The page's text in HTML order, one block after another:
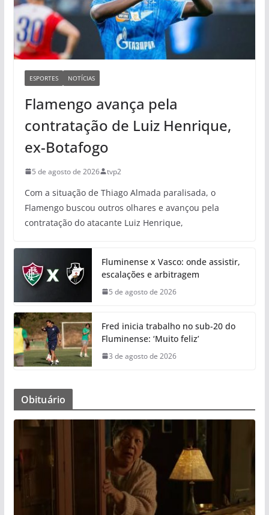
ESPORTES NOTÍCIAS
Flamengo avança pela
contratação de Luiz Henrique,
ex-Botafogo
5 de agosto de 2026 tvp2
Com a situação de Thiago Almada paralisada, o
Flamengo buscou outros olhares e avançou pela
contratação do atacante Luiz Henrique,
Fluminense x Vasco: onde assistir,
escalações e arbitragem
5 de agosto de 2026
Fred inicia trabalho no sub-20 do
Fluminense: ‘Muito feliz’
3 de agosto de 2026
Obituário